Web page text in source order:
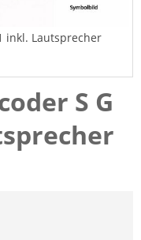
inkl. Lautsprecher
S G